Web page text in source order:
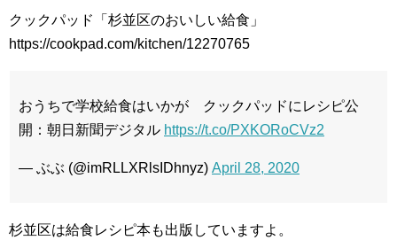
クックパッド「杉並区のおいしい給食」
https://cookpad.com/kitchen/12270765
おうちで学校給食はいかが クックパッドにレシピ公
開：朝日新聞デジタル https://t.co/PXKORoCVz2
— ぶぶ (@imRLLXRlsIDhnyz) April 28, 2020
杉並区は給食レシピ本も出版していますよ。